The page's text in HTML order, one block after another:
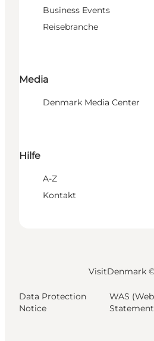
Business Events
Reisebranche
Media
Denmark Media Center
Hilfe
A-Z
Kontakt
VisitDenmark
Data Protection
Notice
WAS